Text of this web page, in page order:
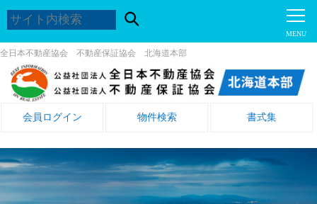
全日本不動産協会 不動産保証協会 北海道本部
会員ログイン 物件検索 書式集